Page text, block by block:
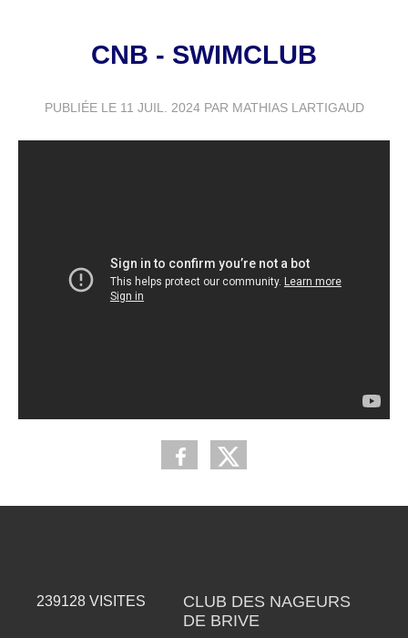
CNB - SWIMCLUB
PUBLIÉE LE 11 JUIL. 2024PAR MATHIAS LARTIGAUD
239128 VISITES
CLUB DES NAGEURS
DE BRIVE